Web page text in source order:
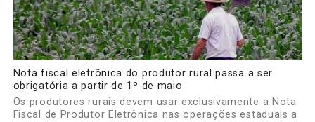
Nota fiscal eletrônica do produtor rural passa a ser
obrigatória a partir de 1º de maio
Os produtores rurais devem usar exclusivamente a Nota
Fiscal de Produtor Eletrônica nas operações estaduais a